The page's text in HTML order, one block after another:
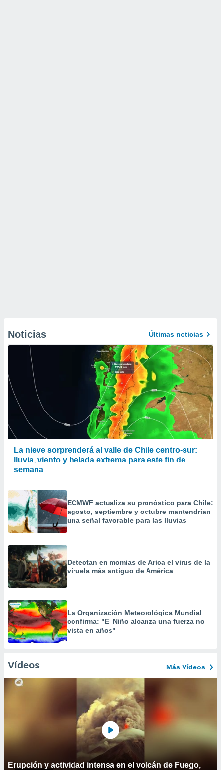
Noticias Últimas noticias
La nieve sorprenderá al valle de Chile centro-sur:
lluvia, viento y helada extrema para este fin de
semana
ECMWF actualiza su pronóstico para Chile:
agosto, septiembre y octubre mantendrían
una señal favorable para las lluvias
Detectan en momias de Arica el virus de la
viruela más antiguo de América
La Organización Meteorológica Mundial
confirma: "El Niño alcanza una fuerza no
vista en años"
Vídeos Más Vídeos
Erupción y actividad intensa en el volcán de Fuego,